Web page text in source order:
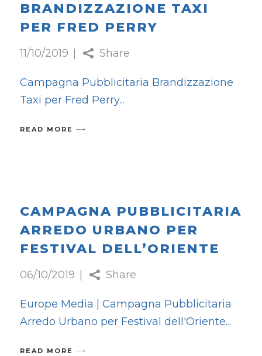
BRANDIZZAZIONE TAXI
PER FRED PERRY
11/10/2019 Share
Campagna Pubblicitaria Brandizzazione
Taxi per Fred Perry
READ MORE
CAMPAGNA PUBBLICITARIA
ARREDO URBANO PER
FESTIVAL DELL’ORIENTE
06/10/2019 Share
Europe Media | Campagna Pubblicitaria
Arredo Urbano per Festival dell'Oriente
READ MORE